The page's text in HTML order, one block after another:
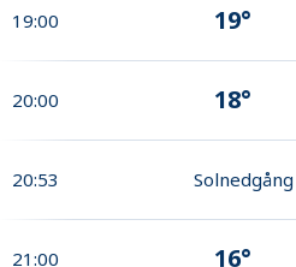
19:00 19°
20:00 18°
20:53 Solnedgång
21:00 16°